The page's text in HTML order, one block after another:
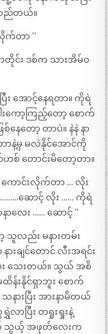
ည်တယ်။
လိုက်တာ ”
ာတိုင်း ဒစ်က သားအိမ်ဝ
အောင့်နေရတာ။ ကိုရဲ
ကော့ကြည့်တော့ စောက်
ေတော့ တာပဲ။ နဲနဲ နာ
ာနဲ့မှ မလဲနိုင်အောင်ကို
စ် တောင်းမိတော့တာ။
ကောင်းလိုက်တာ … လိုး
ဆောင့် လိုး …… ကိုရဲ
ာလေး …… ဆောင့် ”
လည်း မနားတမ်း
းချင်တောင် လီးအရင်း
း သေးတယ်။ သွယ် အစိ
းနိုင်ရှာဘူး စောက်
ားပြီး အားနာမိတယ်
ာပြီး တရှုးရှုးနဲ့
သွယ့် အဖုတ်လေးက